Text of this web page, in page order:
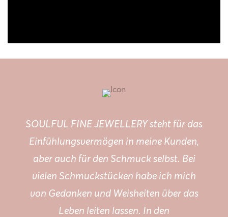
SOULFUL FINE JEWELLERY steht für das
Einfühlungsvermögen in meine Kunden,
aber auch für den Schmuck selbst. Bei
vielen Schmuckstücken habe ich mich
von Gedanken und Weisheiten über das
Leben leiten lassen. In den